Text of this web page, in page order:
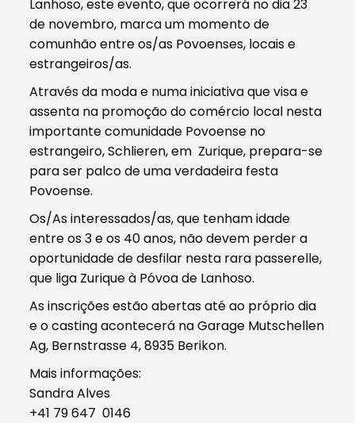
Lanhoso, este evento, que ocorrerá no dia 23
de novembro, marca um momento de
comunhão entre os/as Povoenses, locais e
estrangeiros/as.
Através da moda e numa iniciativa que visa e
assenta na promoção do comércio local nesta
importante comunidade Povoense no
estrangeiro, Schlieren, em Zurique, prepara-se
para ser palco de uma verdadeira festa
Povoense.
Os/As interessados/as, que tenham idade
entre os 3 e os 40 anos, não devem perder a
oportunidade de desfilar nesta rara passerelle,
que liga Zurique à Póvoa de Lanhoso.
As inscrições estão abertas até ao próprio dia
e o casting acontecerá na Garage Mutschellen
Ag, Bernstrasse 4, 8935 Berikon.
Mais informações:
Sandra Alves
+41 79 647 0146